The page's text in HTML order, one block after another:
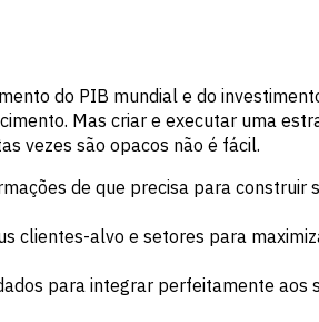
do PIB mundial e do
Mas criar e executar uma
vezes são opacos não é fácil.
de que precisa para construir
clientes-alvo e setores para
para integrar perfeitamente aos